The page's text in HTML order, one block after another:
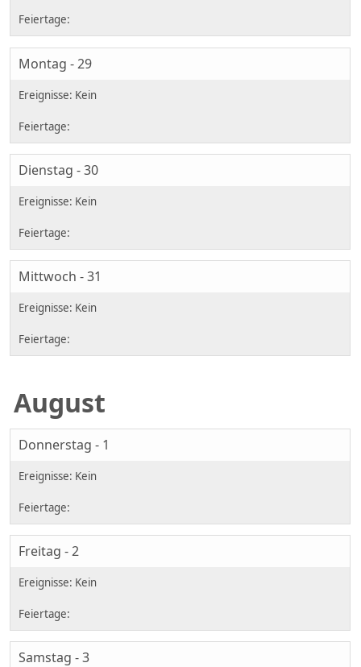
Montag - 29
Dienstag - 30
Mittwoch - 31
August
Donnerstag - 1
Freitag - 2
Samstag - 3